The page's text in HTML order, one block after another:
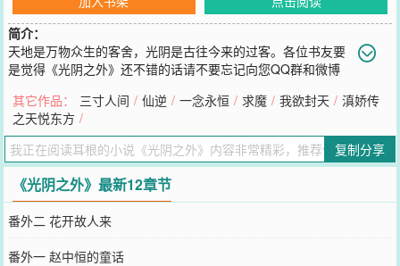
简介：
天地是万物众生的客舍，光阴是古往今来的过客。各位书友要
是觉得《光阴之外》还不错的话请不要忘记向您QQ群和微博
您要是觉得《光阴之外 》还不错的话请不要忘记向您QQ群和微博微信
里的朋友推荐哦！
其它作品： 三寸人间 / 仙逆 / 一念永恒 / 求魔 / 我欲封天 / 滇娇传
之天悦东方 /
复制分享
《光阴之外》最新12章节
番外二 花开故人来
番外一 赵中恒的童话